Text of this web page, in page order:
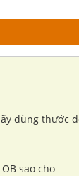
dùng thước
sao cho